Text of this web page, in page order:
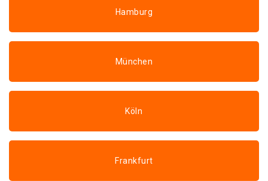
Hamburg
München
Köln
Frankfurt